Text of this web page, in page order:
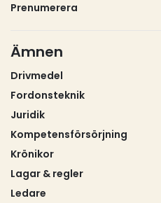
Prenumerera
Ämnen
Drivmedel
Fordonsteknik
Juridik
Kompetensförsörjning
Krönikor
Lagar & regler
Ledare